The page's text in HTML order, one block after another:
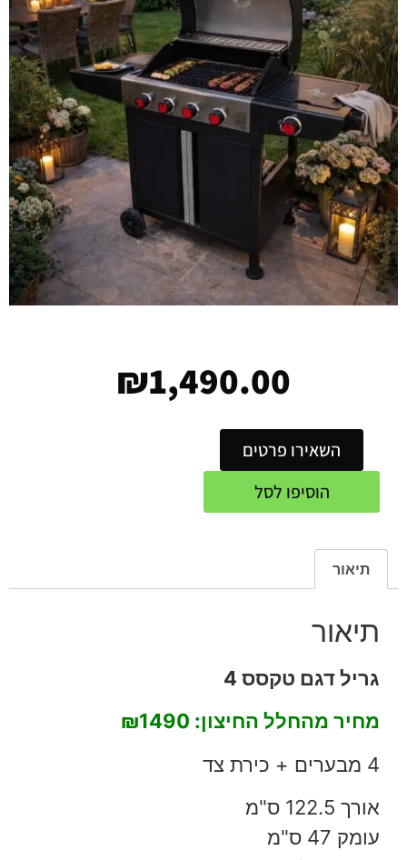
₪1,490.00
השאירו פרטים
הוסיפו לסל
תיאור
תיאור
גריל דגם טקסס 4
מחיר מהחלל החיצון:₪1490
4 מבערים + כירת צד
אורך 122.5 ס"מ
עומק 47 ס"מ